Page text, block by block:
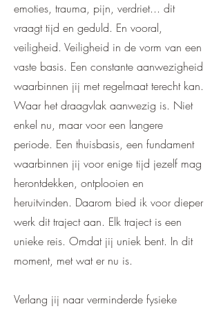
emoties, trauma, pijn, verdriet... dit
vraagt tijd en geduld. En vooral,
veiligheid. Veiligheid in de vorm van een
vaste basis. Een constante aanwezigheid
waarbinnen jij met regelmaat terecht kan.
Waar het draagvlak aanwezig is. Niet
enkel nu, maar voor een langere
periode. Een thuisbasis, een fundament
waarbinnen jij voor enige tijd jezelf mag
herontdekken, ontplooien en
heruitvinden. Daarom bied ik voor dieper
werk dittraject aan. Elk traject is een
unieke reis.​ Omdat jij uniek bent. In dit
moment, met wat er nu is.
Verlang jij naar verminderde fysieke